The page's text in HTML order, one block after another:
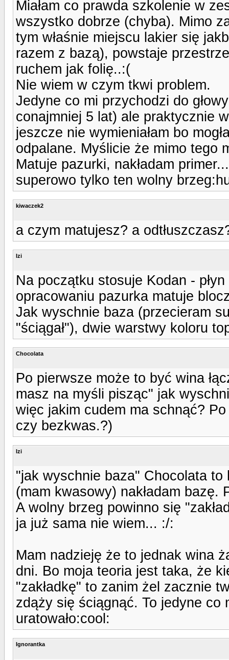
Miałam co prawda szkolenie w
wszystko dobrze (chyba). Mimo
tym właśnie miejscu lakier się
razem z bazą), powstaje
ruchem jak folię..:(
Nie wiem w czym tkwi problem.
Jedyne co mi przychodzi do
conajmniej 5 lat) ale praktycznie
jeszcze nie wymieniałam bo
odpalane. Myślicie że mimo tego
Matuje pazurki, nakładam
superowo tylko ten wolny
kiwaczek2
a czym matujesz? a
Izi
Na początku stosuje Kodan -
opracowaniu pazurka matuje
Jak wyschnie baza (przecieram
"ściągał"), dwie warstwy koloru
Chocolata
Po pierwsze może to być wina
masz na myśli pisząc" jak
więc jakim cudem ma schnąć?
czy bezkwas.?)
Izi
"jak wyschnie baza" Chocolata to
(mam kwasowy) nakładam bazę.
A wolny brzeg powinno się
ja już sama nie wiem... :/:
Mam nadzieję że to jednak wina
dni. Bo moja teoria jest taka, że
"zakładkę" to zanim żel zacznie
zdąży się ściągnąć. To jedyne
uratowało:cool:
Ignorantka